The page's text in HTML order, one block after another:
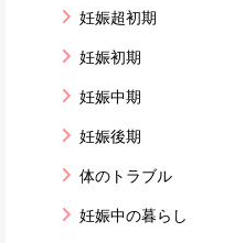
妊娠超初期
妊娠初期
妊娠中期
妊娠後期
体のトラブル
妊娠中の暮らし